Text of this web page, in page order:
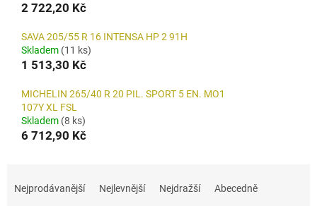
2 722,20 Kč
SAVA 205/55 R 16 INTENSA HP 2 91H
Skladem (11 ks)
1 513,30 Kč
MICHELIN 265/40 R 20 PIL. SPORT 5 EN. MO1
107Y XL FSL
Skladem (8 ks)
6 712,90 Kč
Nejprodávanější Nejlevnější Nejdražší Abecedně